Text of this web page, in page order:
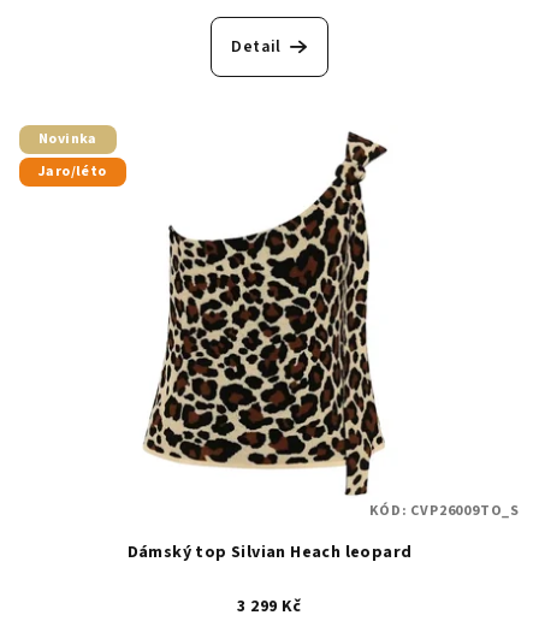
Detail
Novinka
Jaro/léto
Dámský top Silvian Heach leopard
3 299 Kč
KÓD: CVP26009TO_S